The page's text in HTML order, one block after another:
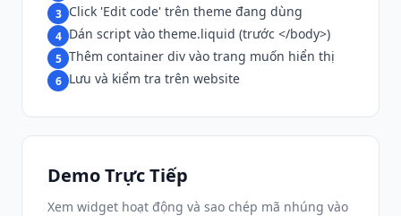
3 Click 'Edit code' trên theme đang dùng
4 Dán script vào theme.liquid (trước </body>)
5 Thêm container div vào trang muốn hiển thị
6 Lưu và kiểm tra trên website
Demo Trực Tiếp
Xem widget hoạt động và sao chép mã nhúng vào